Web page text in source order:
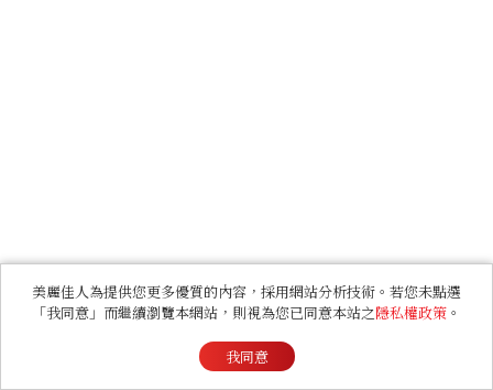
美麗佳人為提供您更多優質的內容，採用網站分析技術。若您未點選
「我同意」而繼續瀏覽本網站，則視為您已同意本站之隱私權政策 。
我同意